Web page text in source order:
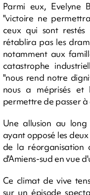
Parmi eux, Evelyne
"victoire ne
ceux qui sont
rétablira pas les
notamment aux
catastrophe
"nous rend notre
nous a méprisés et
permettre de passer à
Une allusion au
ayant opposé les
de la réorganisation
d'Amiens-sud en vue
Ce climat de vive
sur un épisode